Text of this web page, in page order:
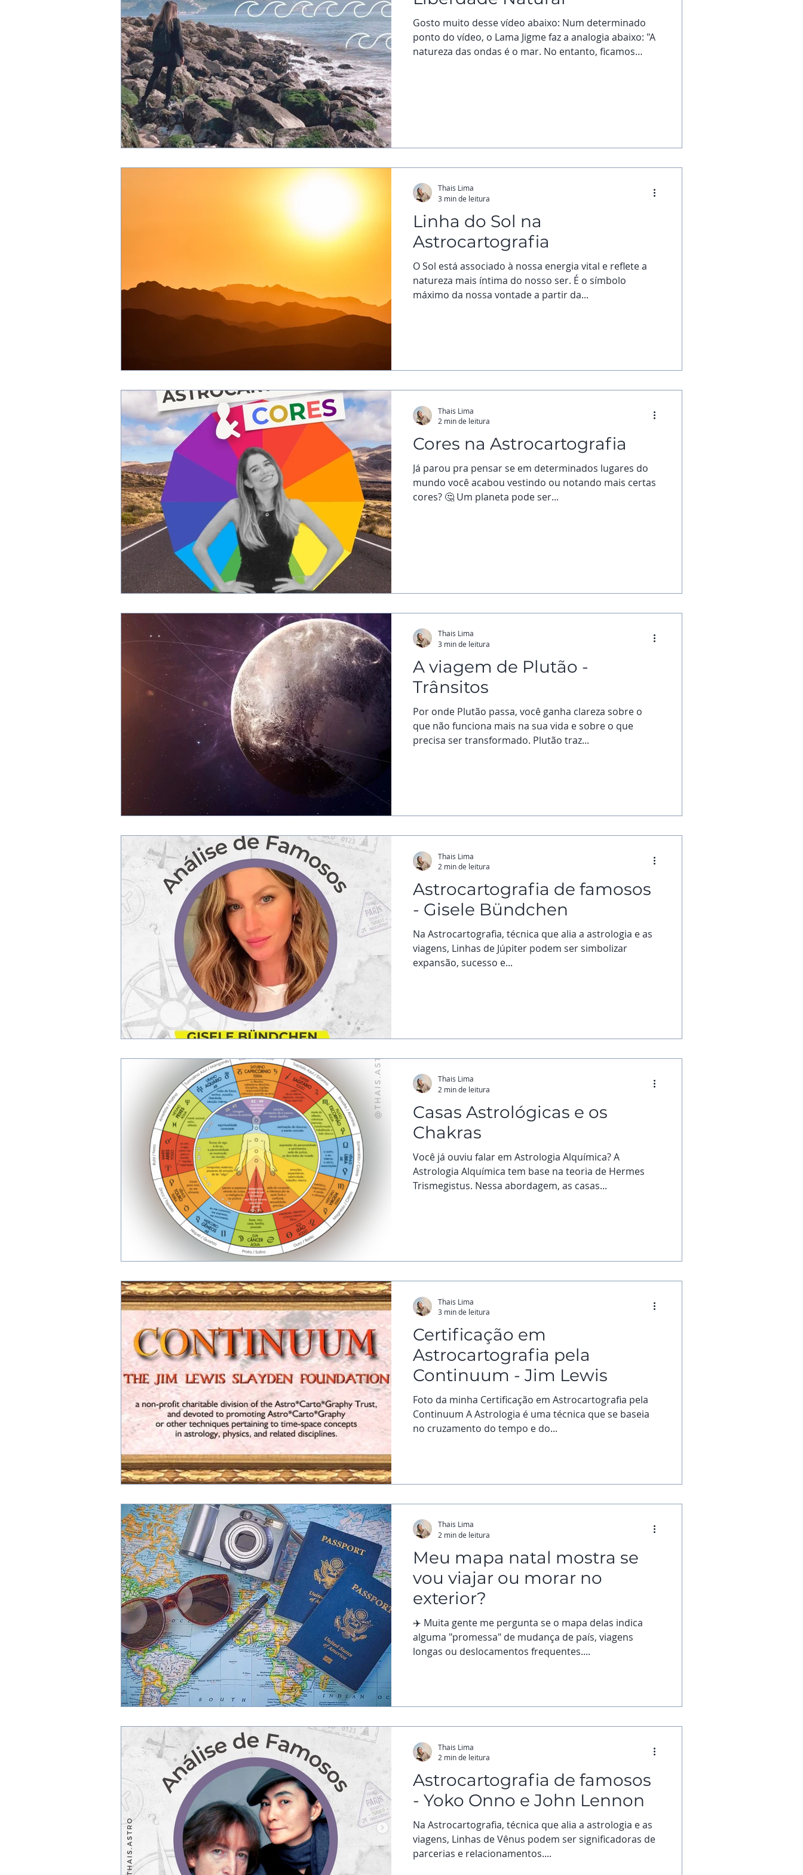
Gosto muito desse vídeo abaixo: Num determinado
ponto do vídeo, o Lama Jigme faz a analogia abaixo: "A
natureza das ondas é o mar. No entanto, ficamos
da gente se agarrar a
Linha do Sol na
Astrocartografia
O Sol está associado à nossa energia vital e reflete a
natureza mais íntima do nosso ser. É o símbolo
máximo da nossa vontade a partir da...
Thais Lima
3 min de leitura
Cores na Astrocartografia
Já parou pra pensar se em determinados lugares do
mundo você acabou vestindo ou notando mais certas
cores? 🤔 Um planeta pode ser...
Thais Lima
2 min de leitura
A viagem de Plutão -
Trânsitos
Por onde Plutão passa, você ganha clareza sobre o
que não funciona mais na sua vida e sobre o que
precisa ser transformado. Plutão traz...
Thais Lima
3 min de leitura
Astrocartografia de famosos
- Gisele Bündchen
Na Astrocartografia, técnica que alia a astrologia e as
viagens, Linhas de Júpiter podem ser simbolizar
expansão, sucesso e...
Thais Lima
2 min de leitura
Casas Astrológicas e os
Chakras
Você já ouviu falar em Astrologia Alquímica? A
Astrologia Alquímica tem base na teoria de Hermes
Trismegistus. Nessa abordagem, as casas...
Thais Lima
2 min de leitura
Certificação em
Astrocartografia pela
Continuum - Jim Lewis
Foto da minha Certificação em Astrocartografia pela
Continuum A Astrologia é uma técnica que se baseia
no cruzamento do tempo e do...
Thais Lima
3 min de leitura
Meu mapa natal mostra se
vou viajar ou morar no
exterior?
✈️ Muita gente me pergunta se o mapa delas indica
alguma "promessa" de mudança de país, viagens
longas ou deslocamentos frequentes....
Thais Lima
2 min de leitura
Astrocartografia de famosos
- Yoko Onno e John Lennon
Na Astrocartografia, técnica que alia a astrologia e as
viagens, Linhas de Vênus podem ser significadoras de
parcerias e relacionamentos....
Thais Lima
2 min de leitura